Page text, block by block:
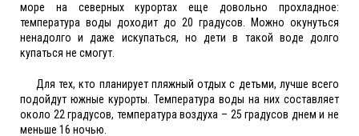
море на северных курортах еще довольно прохладное:
температура воды доходит до 20 градусов. Можно окунуться
ненадолго и даже искупаться, но дети в такой воде долго
купаться не смогут.
Для тех, кто планирует пляжный отдых с детьми, лучше всего
подойдут южные курорты. Температура воды на них составляет
около 22 градусов, температура воздуха – 25 градусов днем и не
меньше 16 ночью.